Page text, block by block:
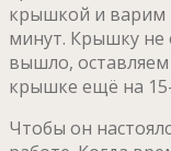
крышкой и варим
минут. Крышку не
вышло,
крышке ещё на
Чтобы он